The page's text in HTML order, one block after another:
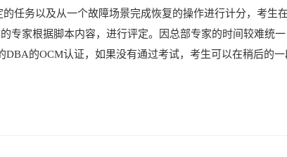
任务以及从一个故障场景完成恢复的操作进行计分，考
专家根据脚本内容，进行评定。因总部专家的时间较难
DBA的OCM认证，如果没有通过考试，考生可以在稍后的